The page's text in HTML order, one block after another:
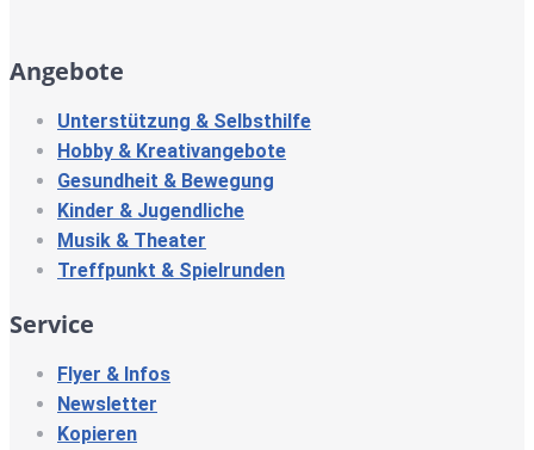
Angebote
Unterstützung & Selbsthilfe
Hobby & Kreativangebote
Gesundheit & Bewegung
Kinder & Jugendliche
Musik & Theater
Treffpunkt & Spielrunden
Service
Flyer & Infos
Newsletter
Kopieren